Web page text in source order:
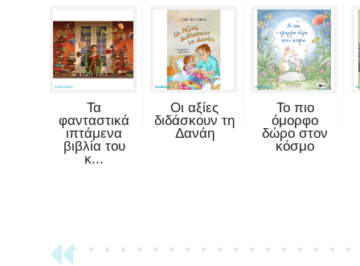
Τα
φανταστικά
ιπτάμενα
βιβλία του
κ...
Οι αξίες
διδάσκουν τη
Δανάη
Το πιο
όμορφο
δώρο στον
κόσμο